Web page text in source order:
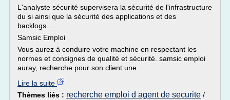
L'analyste sécurité supervisera la sécurité de l'infrastructure
du si ainsi que la sécurité des applications et des
backlogs....
Samsic Emploi
Vous aurez à conduire votre machine en respectant les
normes et consignes de qualité et sécurité. samsic emploi
auray, recherche pour son client une...
Lire la suite
Thèmes liés : recherche emploi d agent de securite /